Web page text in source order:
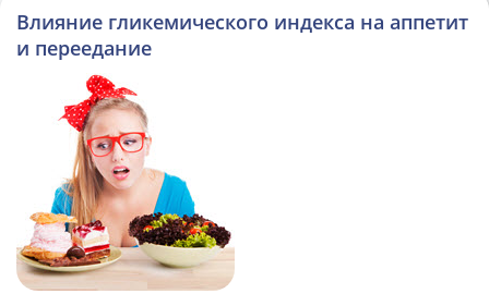
Влияние гликемического индекса на аппетит
и переедание